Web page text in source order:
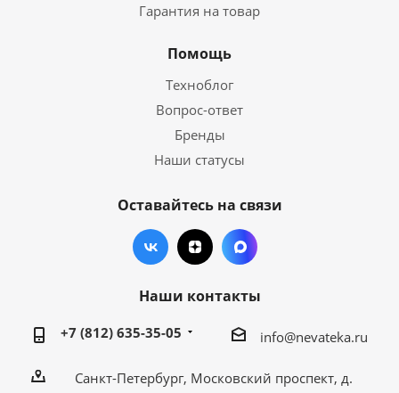
Гарантия на товар
Помощь
Техноблог
Вопрос-ответ
Бренды
Наши статусы
Оставайтесь на связи
Наши контакты
+7 (812) 635-35-05 info@nevateka.ru
Санкт-Петербург, Московский проспект, д.